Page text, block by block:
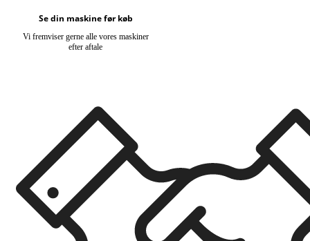
Se din maskine før køb
Vi fremviser gerne alle vores maskiner
efter aftale